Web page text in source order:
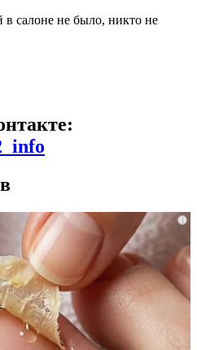
салоне не было, никто не
i